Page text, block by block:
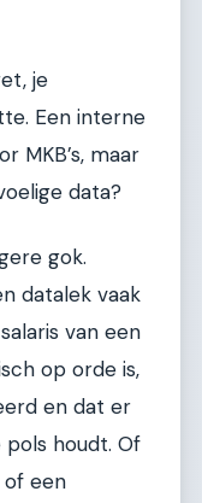
je
Een interne
MKB’s, maar
data?
gok.
datalek vaak
van een
op orde is,
en dat er
pols houdt. Of
of een